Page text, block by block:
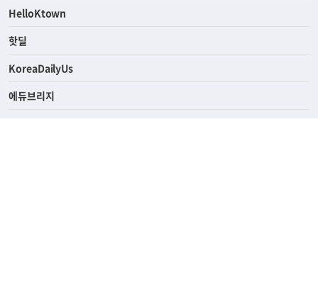
HelloKtown
핫딜
KoreaDailyUs
에듀브리지